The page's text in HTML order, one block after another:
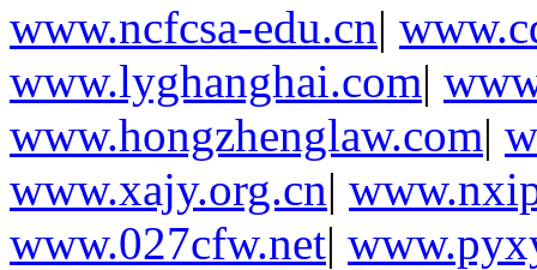
www.ncfcsa-edu.cn|
www.lyghanghai.com|
www.hongzhenglaw.com|
www.xajy.org.cn|
www.027cfw.net|